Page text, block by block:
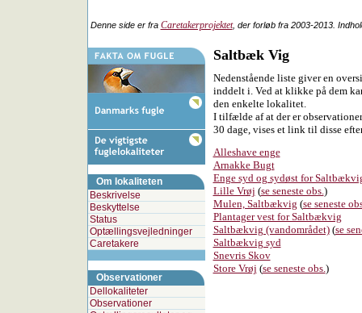
Denne side er fra Caretakerprojektet, der forløb fra 2003-2013.
Om lokaliteten
Beskrivelse
Beskyttelse
Status
Optællingsvejledninger
Caretakere
Observationer
Dellokaliteter
Observationer
Saltbæk Vig
Nedenstående liste giver en
inddelt i. Ved at klikke på dem
den enkelte lokalitet.
I tilfælde af at der er
30 dage, vises et link til disse
Alleshave enge
Arnakke Bugt
Enge syd og sydøst for
Lille Vrøj (se seneste obs.)
Mulen, Saltbækvig (se seneste
Plantager vest for Saltbækvig
Saltbækvig (vandområdet)(se
Saltbækvig syd
Snevris Skov
Store Vrøj (se seneste obs.)